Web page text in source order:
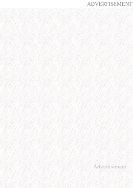
ADVERTISEMENT
Advertisement